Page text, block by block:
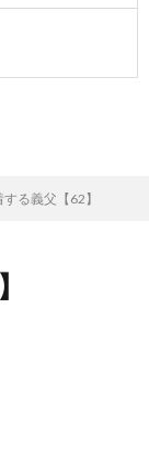
る義父【62】